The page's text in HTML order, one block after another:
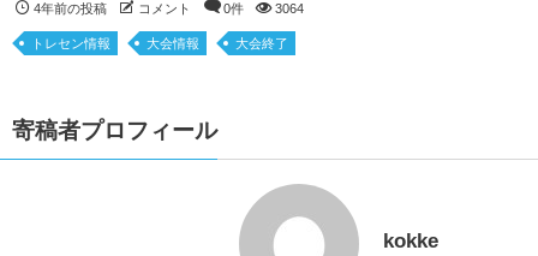
4年前の投稿 コメント 0件 3064
トレセン情報 大会情報 大会終了
寄稿者プロフィール
kokke